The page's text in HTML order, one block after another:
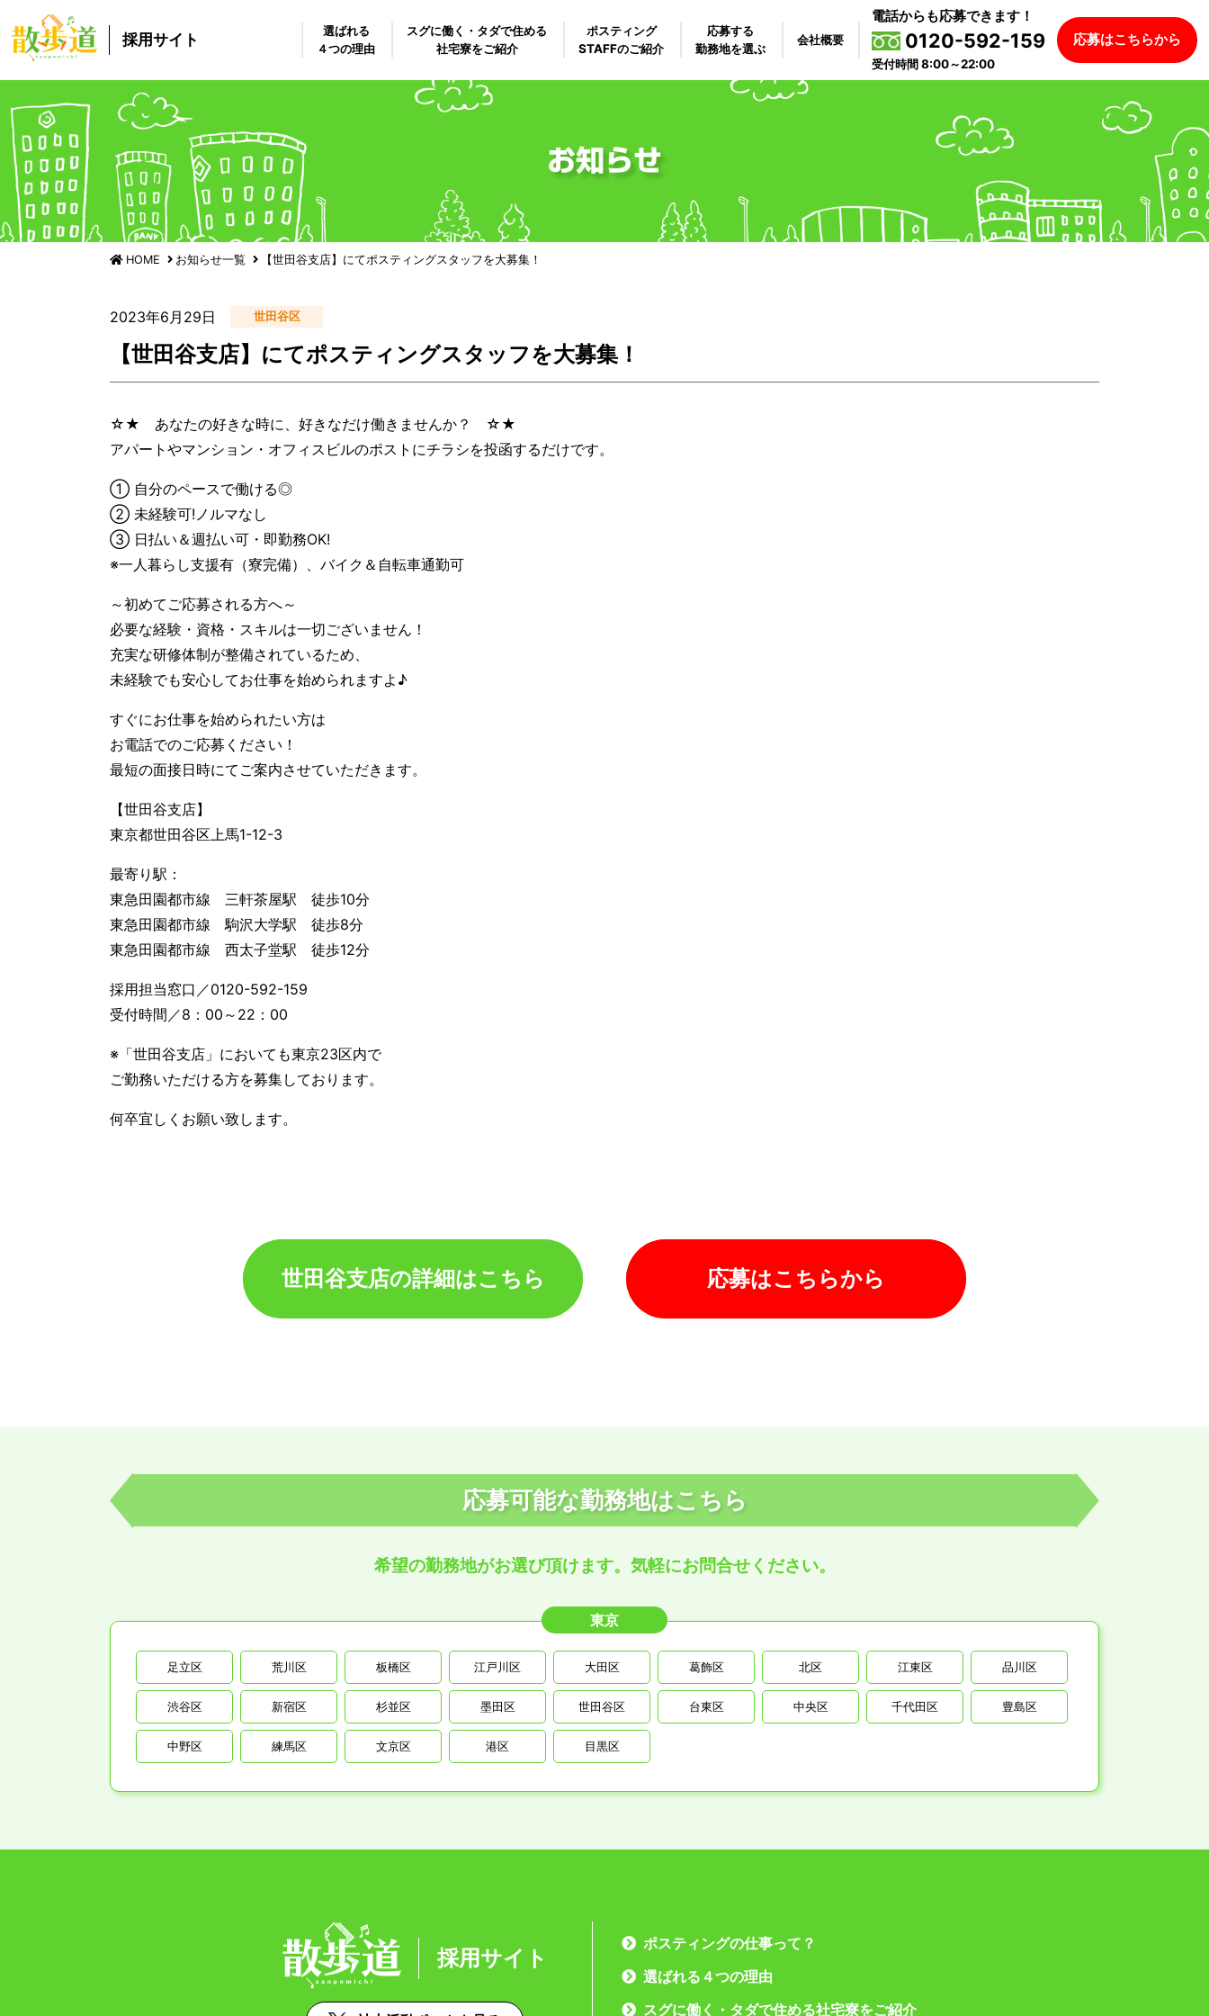
採用サイト
選ばれる
４つの理由
スグに働く・タダで住める
社宅寮をご紹介
ポスティング
STAFFのご紹介
応募する
勤務地を選ぶ
会社概要
電話からも応募できます！
0120-592-159
受付時間 8:00～22:00
応募はこちらから
お知らせ
HOME お知らせ一覧 【世田谷支店】にてポスティングスタッフを大募集！
2023年6月29日 世田谷区
【世田谷支店】にてポスティングスタッフを大募集！
☆★ あなたの好きな時に、好きなだけ働きませんか？ ☆★
アパートやマンション・オフィスビルのポストにチラシを投函するだけです。
① 自分のペースで働ける◎
② 未経験可!ノルマなし
③ 日払い＆週払い可・即勤務OK!
※一人暮らし支援有（寮完備）、バイク＆自転車通勤可
～初めてご応募される方へ～
必要な経験・資格・スキルは一切ございません！
充実な研修体制が整備されているため、
未経験でも安心してお仕事を始められますよ♪
すぐにお仕事を始められたい方は
お電話でのご応募ください！
最短の面接日時にてご案内させていただきます。
【世田谷支店】
東京都世田谷区上馬1-12-3
最寄り駅：
東急田園都市線 三軒茶屋駅 徒歩10分
東急田園都市線 駒沢大学駅 徒歩8分
東急田園都市線 西太子堂駅 徒歩12分
採用担当窓口／0120-592-159
受付時間／8：00～22：00
※「世田谷支店」においても東京23区内で
ご勤務いただける方を募集しております。
何卒宜しくお願い致します。
世田谷支店の詳細はこちら 応募はこちらから
応募可能な勤務地はこちら
希望の勤務地がお選び頂けます。 気軽にお問合せください。
東京
足立区 荒川区 板橋区 江戸川区 大田区 葛飾区 北区 江東区 品川区
渋谷区 新宿区 杉並区 墨田区 世田谷区 台東区 中央区 千代田区 豊島区
中野区 練馬区 文京区 港区 目黒区
採用サイト
ポスティングの仕事って？
選ばれる４つの理由
スグに働く・タダで住める社宅寮をご紹介